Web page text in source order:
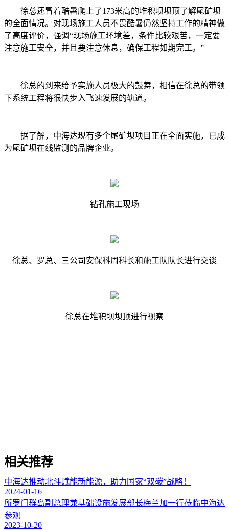
徐总还冒着酷暑爬上了173米高的堆积坝坝顶了解尾矿坝
的全面情况。对现场施工人员不畏酷暑仍然坚持工作的精神做
了高度评价，强调“现场施工环境差，条件比较艰苦，一定要
注意施工安全，并且要注意休息，确保工程如期完工。”
徐总的到来给予实施人员极大的鼓舞，相信在徐总的带领
下系统工程将很快步入飞速发展的轨道。
据了解，中海达现有多个尾矿坝项目正在全面实施，已成
为尾矿坝在线监测的品牌企业。
钻孔施工现场
徐总、罗总、三公司安保科周科长和施工队队长进行交谈
徐总在堆积坝坝顶进行视察
相关推荐
中海达推动北斗赋能新能源，助力国家“双碳”战略！
2024-01-16
所罗门群岛副总理兼基础设施发展部长梅兰加一行莅临中海达
参观
2023-10-20